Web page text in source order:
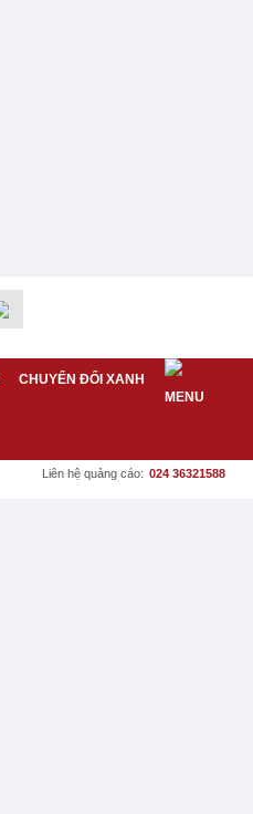
CHUYỂN ĐỔI XANH
Liên hệ quảng cáo: 024 36321588